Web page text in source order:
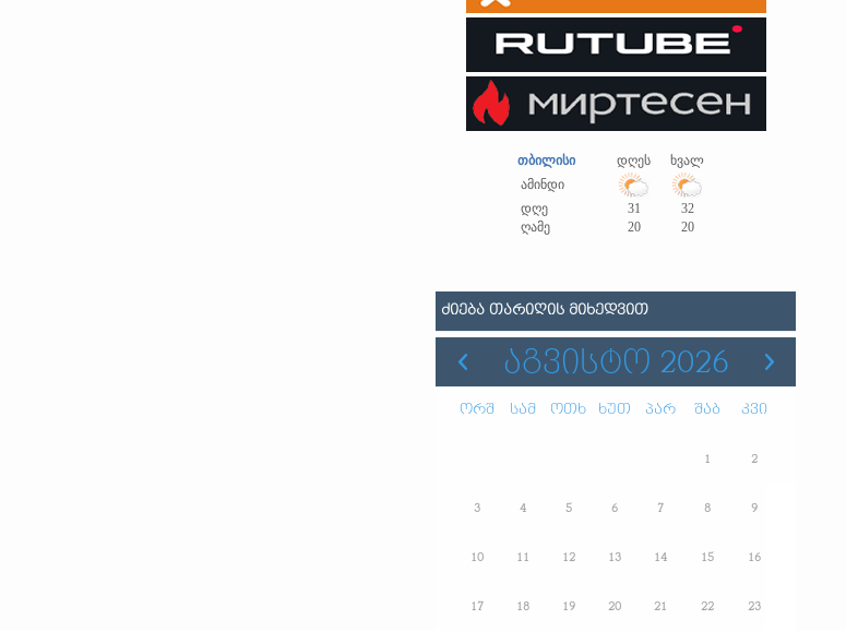
თბილისი დღეს
ხვალ
ამინდი
დღე
31
32
ღამე
20 20
ᲫᲘᲔᲑᲐ ᲗᲐᲠᲘᲦᲘᲡ ᲛᲘᲮᲔᲓᲕᲘᲗ
ᲐᲒᲕᲘᲡᲢᲝ 2026
ორშ სამ ოთხ ხუთ პარ შაბ კვი
1 2
3 4 5 6 7 8 9
10 11 12 13 14 15 16
17 18 19 20 21 22 23